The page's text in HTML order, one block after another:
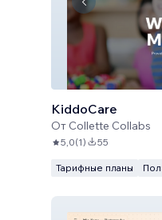
KiddoCare
От Collette Collabs
5,0(1) 55
Тарифные планы